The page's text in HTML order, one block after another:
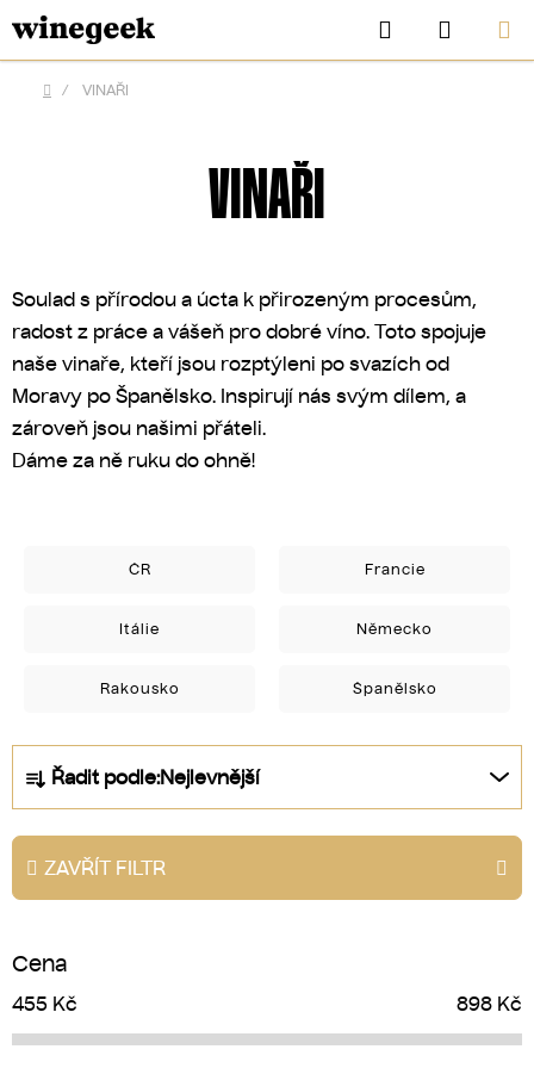
Přejít
na
obsah
Hledat
KOŠÍK
Domů
/ VINAŘI
VINAŘI
Soulad s přírodou a úcta k přirozeným procesům,
radost z práce a vášeň pro dobré víno. Toto spojuje
naše vinaře, kteří jsou rozptýleni po svazích od
Moravy po Španělsko. Inspirují nás svým dílem, a
zároveň jsou našimi přáteli.
Dáme za ně ruku do ohně!
ČR Francie
Itálie Německo
Rakousko Španělsko
a
z
e
n
r
o
d
Řadit podle:Nejlevnější
ZAVŘÍT FILTR
Cena
455 Kč 898 Kč